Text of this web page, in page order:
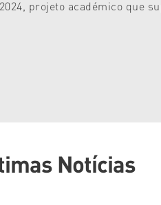
projeto académico que
Notícias